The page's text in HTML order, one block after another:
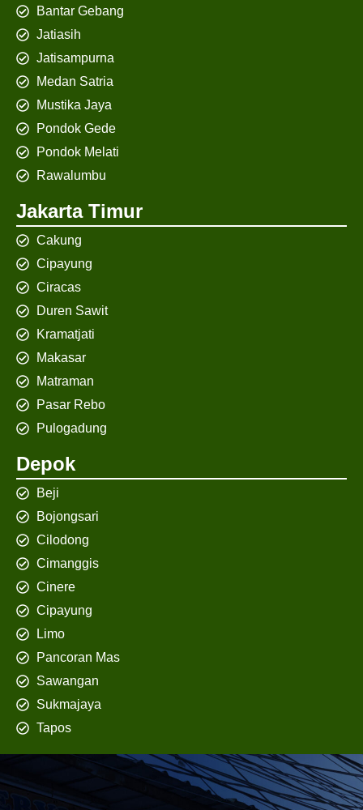
Bantar Gebang
Jatiasih
Jatisampurna
Medan Satria
Mustika Jaya
Pondok Gede
Pondok Melati
Rawalumbu
Jakarta Timur
Cakung
Cipayung
Ciracas
Duren Sawit
Kramatjati
Makasar
Matraman
Pasar Rebo
Pulogadung
Depok
Beji
Bojongsari
Cilodong
Cimanggis
Cinere
Cipayung
Limo
Pancoran Mas
Sawangan
Sukmajaya
Tapos